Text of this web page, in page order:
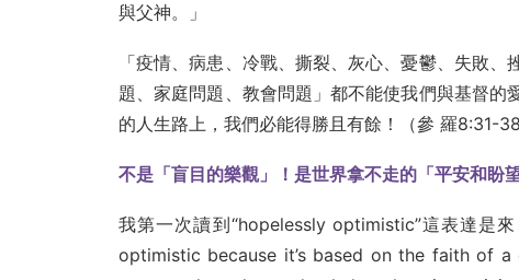
與父神。」
「疫情、病患、冷戰、撕裂、灰心、憂鬱、失敗
題、家庭問題、教會問題」都不能使我們與基督
的人生路上，我們必能得勝且有餘！（參 羅
不是「盲目的樂觀」！是世界拿不走的「平安和盼
我第一次讀到“hopelessly optimistic”這表達是
optimistic because it’s based on the faith of